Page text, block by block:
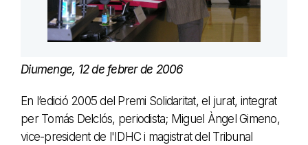
Diumenge, 12 de febrer de 2006
En l’edició 2005 del Premi Solidaritat, el jurat, integrat
per Tomás Delclós, periodista; Miguel Àngel Gimeno,
vice-president de l'IDHC i magistrat del Tribunal